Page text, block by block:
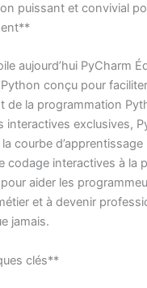
puissant et convivial
aujourd’hui PyCharm
conçu pour
de la programmation
interactives exclusives,
courbe
codage interactives à la
aider les
et à devenir
jamais.
clés**